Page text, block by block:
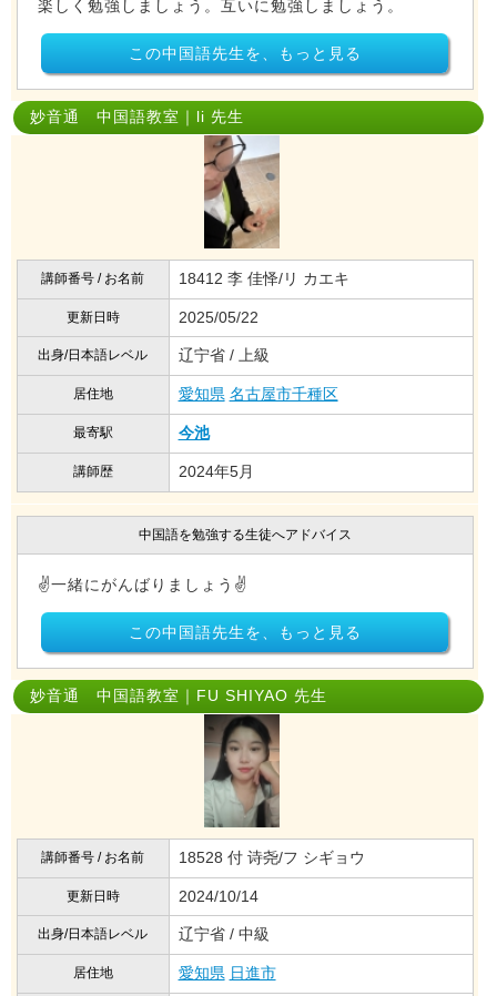
楽しく勉強しましょう。互いに勉強しましょう。
この中国語先生を、もっと見る
妙音通 中国語教室｜li 先生
講師番号 / お名前 18412 李 佳怿/リ カエキ
更新日時 2025/05/22
出身/日本語レベル 辽宁省 / 上級
居住地 愛知県 名古屋市千種区
最寄駅 今池
講師歴 2024年5月
中国語を勉強する生徒へアドバイス
✌️一緒にがんばりましょう✌️
この中国語先生を、もっと見る
妙音通 中国語教室｜FU SHIYAO 先生
講師番号 / お名前 18528 付 诗尧/フ シギョウ
更新日時 2024/10/14
出身/日本語レベル 辽宁省 / 中級
居住地 愛知県 日進市